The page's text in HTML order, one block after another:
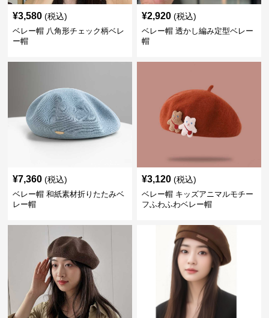
¥3,580 (税込)
ベレー帽 八角形チェック柄ベレ
ー帽
¥2,920 (税込)
ベレー帽 透かし編み定型ベレー
帽
¥7,360 (税込)
ベレー帽 和紙素材折りたたみベ
レー帽
¥3,120 (税込)
ベレー帽 キッズアニマルモチー
フふわふわベレー帽